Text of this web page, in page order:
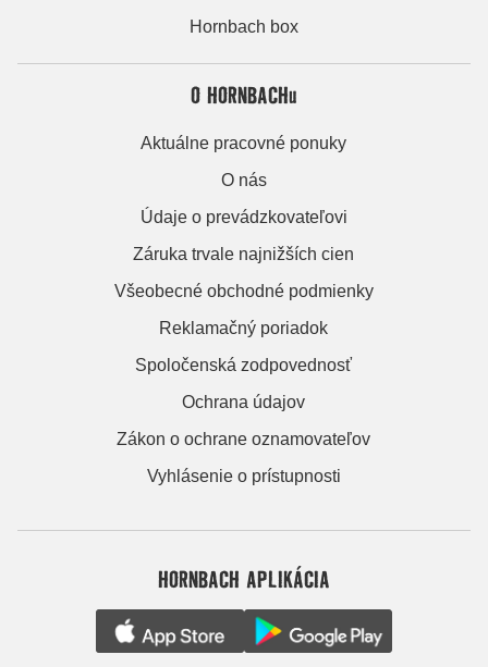
Hornbach box
O HORNBACHu
Aktuálne pracovné ponuky
O nás
Údaje o prevádzkovateľovi
Záruka trvale najnižších cien
Všeobecné obchodné podmienky
Reklamačný poriadok
Spoločenská zodpovednosť
Ochrana údajov
Zákon o ochrane oznamovateľov
Vyhlásenie o prístupnosti
HORNBACH APLIKÁCIA